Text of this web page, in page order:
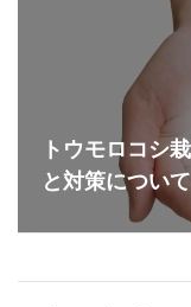
トウモロコシ
と対策について